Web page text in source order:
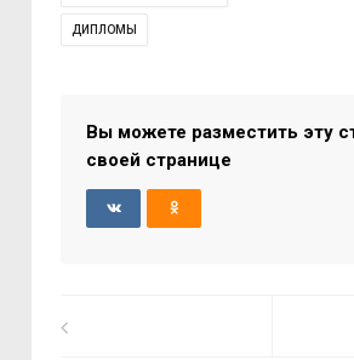
ДИПЛОМЫ
Вы можете разместить эту
своей странице